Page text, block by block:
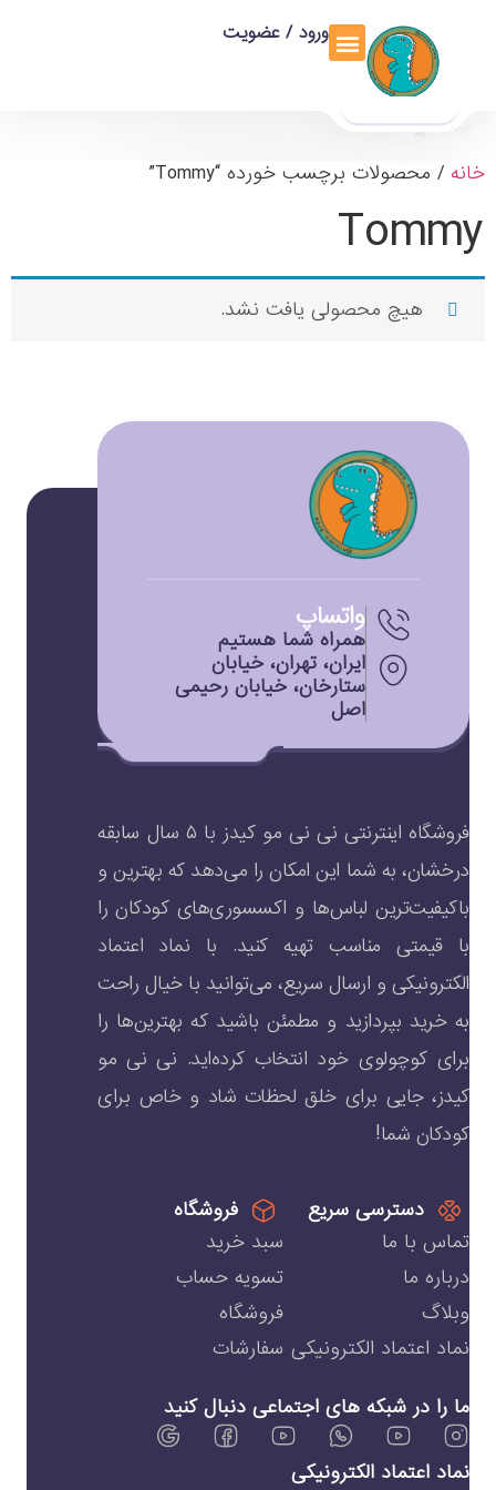
ورود / عضویت
خانه / محصولات برچسب خورده “Tommy”
Tommy
هیچ محصولی یافت نشد.
ایران، تهران، خیابان
ستارخان، خیابان رحیمی
اصل
واتساپ
همراه شما هستیم
فروشگاه اینترنتی نی نی مو کیدز با ۵ سال سابقه
درخشان، به شما این امکان را می‌دهد که بهترین و
باکیفیت‌ترین لباس‌ها و اکسسوری‌های کودکان را
با قیمتی مناسب تهیه کنید. با نماد اعتماد
الکترونیکی و ارسال سریع، می‌توانید با خیال راحت
به خرید بپردازید و مطمئن باشید که بهترین‌ها را
برای کوچولوی خود انتخاب کرده‌اید. نی نی مو
کیدز، جایی برای خلق لحظات شاد و خاص برای
کودکان شما!
دسترسی سریع
تماس با ما
درباره ما
وبلاگ
نماد اعتماد الکترونیکی
فروشگاه
سبد خرید
تسویه حساب
فروشگاه
سفارشات
ما را در شبکه های اجتماعی دنبال کنید
نماد اعتماد الکترونیکی